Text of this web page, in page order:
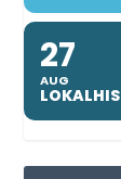
27
AUG